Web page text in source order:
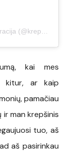
kai mes
kitur, ar kaip
pamačiau
man krepšinis
tuo, aš
aš pasirinkau